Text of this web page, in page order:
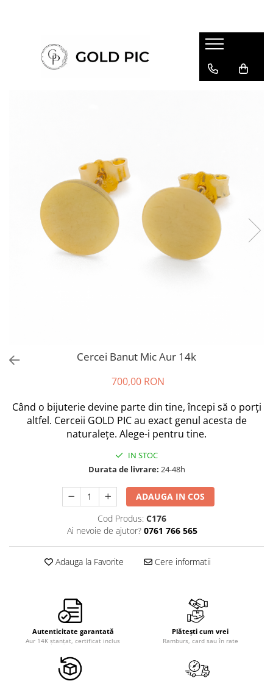
Cercei Banut Mic Aur 14k
700,00 RON
Când o bijuterie devine parte din tine, începi să o porți
altfel. Cerceii GOLD PIC au exact genul acesta de
naturalețe. Alege-i pentru tine.
IN STOC
Durata de livrare: 24-48h
ADAUGA IN COS
Cod Produs: C176
Ai nevoie de ajutor? 0761 766 565
Adauga la Favorite Cere informatii
Autenticitate garantată
Aur 14K ștanțat, certificat inclus
Plătești cum vrei
Ramburs, card sau în rate